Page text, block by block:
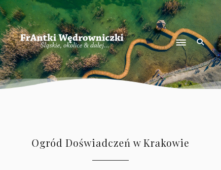
Ogród Doświadczeń w Krakowie